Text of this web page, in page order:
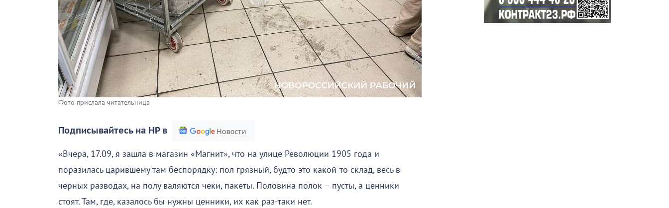
Фото прислала читательница
Подписывайтесь на НР в
«Вчера, 17.09, я зашла в магазин «Магнит», что на улице Революции 1905 года и
поразилась царившему там беспорядку: пол грязный, будто это какой-то склад, весь в
черных разводах, на полу валяются чеки, пакеты. Половина полок – пусты, а ценники
стоят. Там, где, казалось бы нужны ценники, их как раз-таки нет.